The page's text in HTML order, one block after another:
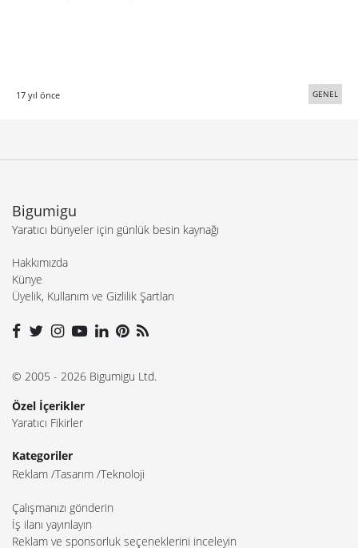
17 yıl önce GENEL
Bigumigu
Yaratıcı bünyeler için günlük besin kaynağı
Hakkımızda
Künye
Üyelik, Kullanım ve Gizlilik Şartları
© 2005 - 2026 Bigumigu Ltd.
Özel İçerikler
Yaratıcı Fikirler
Kategoriler
Reklam Tasarım Teknoloji
Çalışmanızı gönderin
İş ilanı yayınlayın
Reklam ve sponsorluk seçeneklerini inceleyin